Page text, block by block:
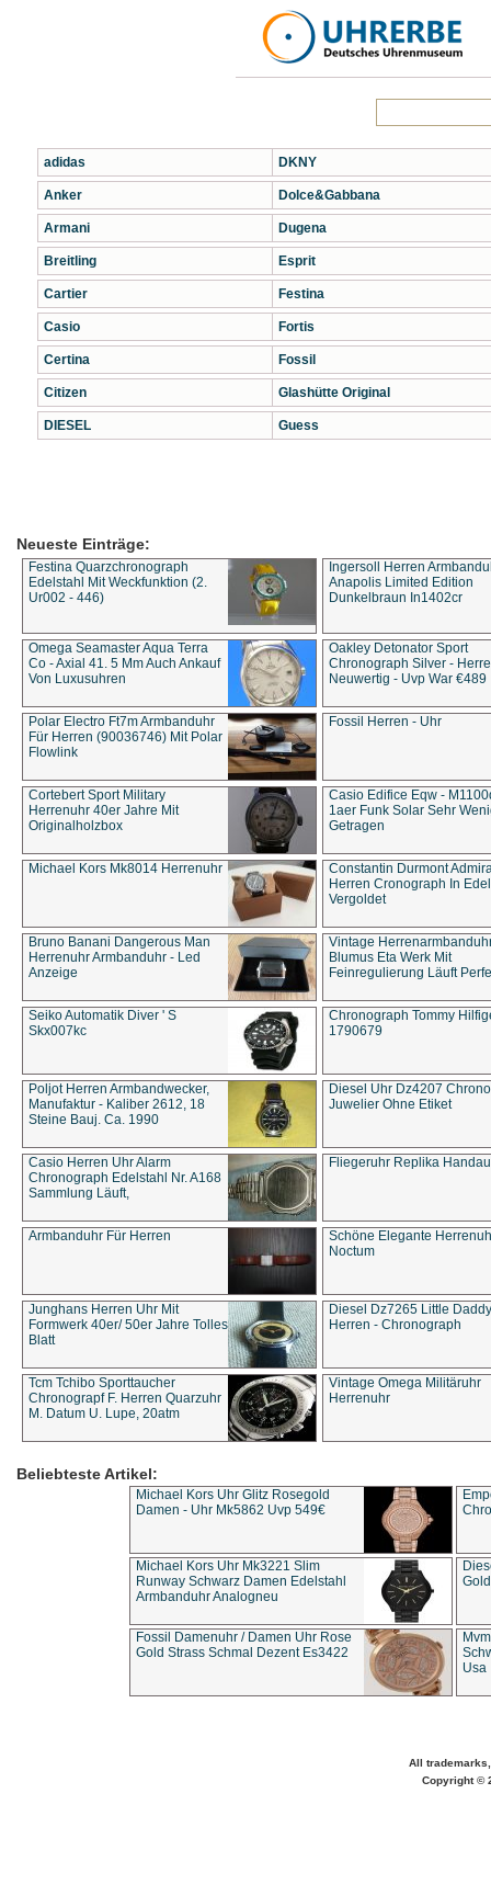
adidas
Anker
Armani
Breitling
Cartier
Casio
Certina
Citizen
DIESEL
DKNY
Dolce&Gabbana
Dugena
Esprit
Festina
Fortis
Fossil
Glashütte Original
Guess
Neueste Einträge:
Festina Quarzchronograph
Edelstahl Mit Weckfunktion (2.
Ur002 - 446)
Ingersoll Herren
Anapolis Limited Edition
Dunkelbraun In1402cr
Omega Seamaster Aqua Terra
Co - Axial 41. 5 Mm Auch Ankauf
Von Luxusuhren
Oakley Detonator Sport
Chronograph Silver -
Neuwertig - Uvp War €489
Polar Electro Ft7m Armbanduhr
Für Herren (90036746) Mit Polar
Flowlink
Fossil Herren - Uhr
Cortebert Sport Military
Herrenuhr 40er Jahre Mit
Originalholzbox
Casio Edifice Eqw -
1aer Funk Solar Sehr
Getragen
Michael Kors Mk8014 Herrenuhr
Constantin Durmont
Herren Cronograph In
Vergoldet
Bruno Banani Dangerous Man
Herrenuhr Armbanduhr - Led
Anzeige
Vintage
Blumus Eta Werk Mit
Feinregulierung Läuft
Seiko Automatik Diver ' S
Skx007kc
Chronograph Tommy
1790679
Poljot Herren Armbandwecker,
Manufaktur - Kaliber 2612, 18
Steine Bauj. Ca. 1990
Diesel Uhr Dz4207
Juwelier Ohne Etiket
Casio Herren Uhr Alarm
Chronograph Edelstahl Nr. A168
Sammlung Läuft,
Fliegeruhr Replika
Armbanduhr Für Herren
Schöne Elegante
Noctum
Junghans Herren Uhr Mit
Formwerk 40er/ 50er Jahre Tolles
Blatt
Diesel Dz7265 Little Daddy
Herren - Chronograph
Tcm Tchibo Sporttaucher
Chronograpf F. Herren Quarzuhr
M. Datum U. Lupe, 20atm
Vintage Omega Militäruhr
Herrenuhr
Beliebteste Artikel:
Michael Kors Uhr Glitz Rosegold
Damen - Uhr Mk5862 Uvp 549€
Michael Kors Uhr Mk3221 Slim
Runway Schwarz Damen Edelstahl
Armbanduhr Analogneu
Fossil Damenuhr / Damen Uhr Rose
Gold Strass Schmal Dezent Es3422
Usa
All
Copyright ©